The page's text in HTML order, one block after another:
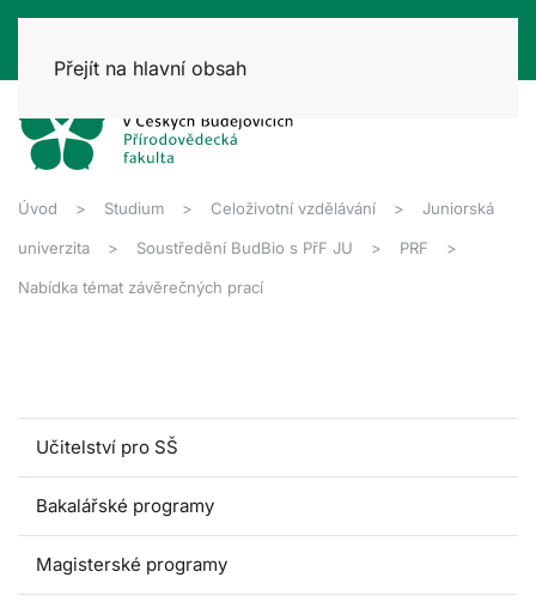
Přejít na hlavní obsah
Úvod Studium Celoživotní vzdělávání Juniorská
univerzita Soustředění BudBio s PřF JU PRF
Nabídka témat závěrečných prací
Učitelství pro SŠ
Bakalářské programy
Magisterské programy